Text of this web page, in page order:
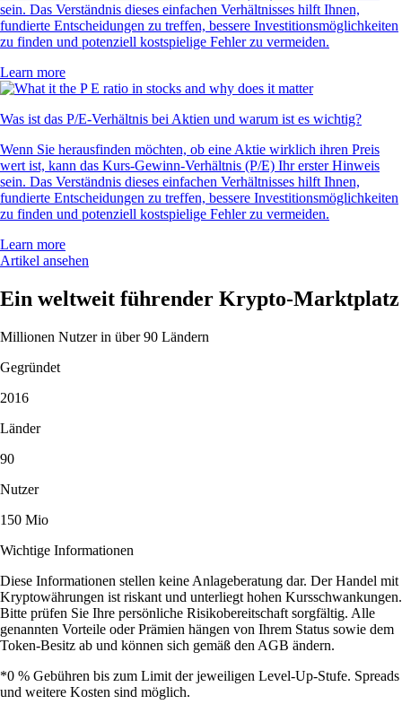
sein. Das Verständnis dieses einfachen Verhältnisses hilft Ihnen,
fundierte Entscheidungen zu treffen, bessere Investitionsmöglichkeiten
zu finden und potenziell kostspielige Fehler zu vermeiden.
Learn more
Was ist das P/E-Verhältnis bei Aktien und warum ist es wichtig?
Wenn Sie herausfinden möchten, ob eine Aktie wirklich ihren Preis
wert ist, kann das Kurs-Gewinn-Verhältnis (P/E) Ihr erster Hinweis
sein. Das Verständnis dieses einfachen Verhältnisses hilft Ihnen,
fundierte Entscheidungen zu treffen, bessere Investitionsmöglichkeiten
zu finden und potenziell kostspielige Fehler zu vermeiden.
Learn more
Artikel ansehen
Ein weltweit führender Krypto-Marktplatz
Millionen Nutzer in über 90 Ländern
Gegründet
2016
Länder
90
Nutzer
150 Mio
Wichtige Informationen
Diese Informationen stellen keine Anlageberatung dar. Der Handel mit
Kryptowährungen ist riskant und unterliegt hohen Kursschwankungen.
Bitte prüfen Sie Ihre persönliche Risikobereitschaft sorgfältig. Alle
genannten Vorteile oder Prämien hängen von Ihrem Status sowie dem
Token-Besitz ab und können sich gemäß den AGB ändern.
*0 % Gebühren bis zum Limit der jeweiligen Level-Up-Stufe. Spreads
und weitere Kosten sind möglich.